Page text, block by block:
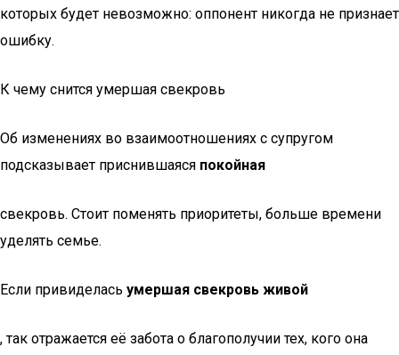
которых будет невозможно: оппонент никогда не признает
ошибку.
К чему снится умершая свекровь
Об изменениях во взаимоотношениях с супругом
подсказывает приснившаяся покойная
свекровь. Стоит поменять приоритеты, больше времени
уделять семье.
Если привиделась умершая свекровь живой
, так отражается её забота о благополучии тех, кого она